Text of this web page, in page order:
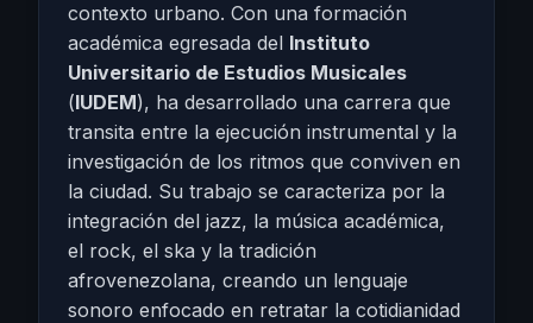
contexto urbano. Con una formación
académica egresada del Instituto
Universitario de Estudios Musicales
(IUDEM), ha desarrollado una carrera que
transita entre la ejecución instrumental y la
investigación de los ritmos que conviven en
la ciudad. Su trabajo se caracteriza por la
integración del jazz, la música académica,
el rock, el ska y la tradición
afrovenezolana, creando un lenguaje
sonoro enfocado en retratar la cotidianidad